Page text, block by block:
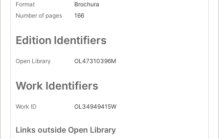
Format
Brochura
Number of pages
166
Edition Identifiers
Open Library OL47310396M
Work Identifiers
Work ID OL34949415W
Links outside Open Library